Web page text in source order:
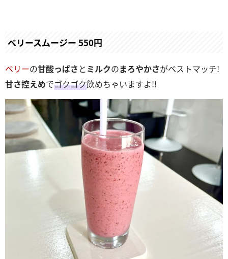
ベリースムージー 550円
ベリーの甘酸っぱさ とミルクのまろやかさがベストマッチ!
甘さ控えめでゴクゴク飲めちゃいますよ!!